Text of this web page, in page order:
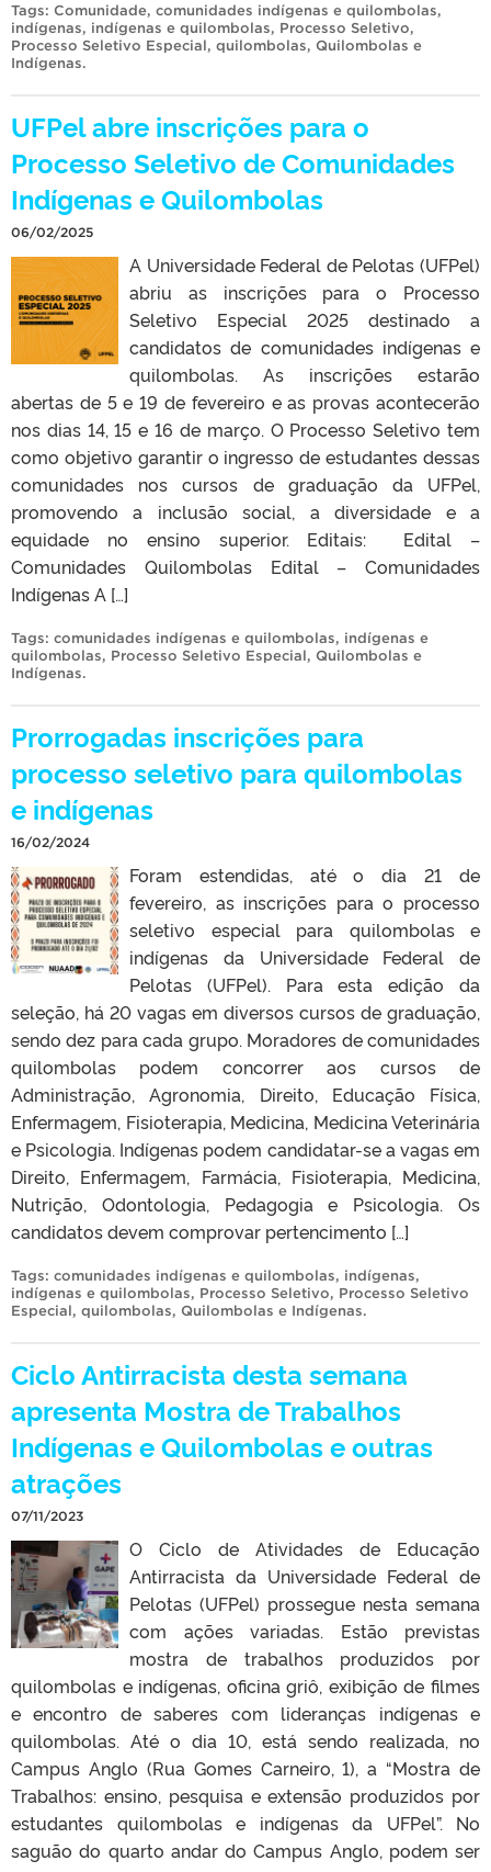
Tags: Comunidade, comunidades indígenas e quilombolas,
indígenas, indígenas e quilombolas, Processo Seletivo,
Processo Seletivo Especial, quilombolas, Quilombolas e
Indígenas.
UFPel abre inscrições para o
Processo Seletivo de Comunidades
Indígenas e Quilombolas
06/02/2025
A Universidade Federal de Pelotas (UFPel)
abriu as inscrições para o Processo
Seletivo Especial 2025 destinado a
candidatos de comunidades indígenas e
quilombolas. As inscrições estarão
abertas de 5 e 19 de fevereiro e as provas acontecerão
nos dias 14, 15 e 16 de março. O Processo Seletivo tem
como objetivo garantir o ingresso de estudantes dessas
comunidades nos cursos de graduação da UFPel,
promovendo a inclusão social, a diversidade e a
equidade no ensino superior. Editais: Edital –
Comunidades Quilombolas Edital – Comunidades
Indígenas A […]
Tags: comunidades indígenas e quilombolas, indígenas e
quilombolas, Processo Seletivo Especial, Quilombolas e
Indígenas.
Prorrogadas inscrições para
processo seletivo para quilombolas
e indígenas
16/02/2024
Foram estendidas, até o dia 21 de
fevereiro, as inscrições para o processo
seletivo especial para quilombolas e
indígenas da Universidade Federal de
Pelotas (UFPel). Para esta edição da
seleção, há 20 vagas em diversos cursos de graduação,
sendo dez para cada grupo. Moradores de comunidades
quilombolas podem concorrer aos cursos de
Administração, Agronomia, Direito, Educação Física,
Enfermagem, Fisioterapia, Medicina, Medicina Veterinária
e Psicologia. Indígenas podem candidatar-se a vagas em
Direito, Enfermagem, Farmácia, Fisioterapia, Medicina,
Nutrição, Odontologia, Pedagogia e Psicologia. Os
candidatos devem comprovar pertencimento […]
Tags: comunidades indígenas e quilombolas, indígenas,
indígenas e quilombolas, Processo Seletivo, Processo Seletivo
Especial, quilombolas, Quilombolas e Indígenas.
Ciclo Antirracista desta semana
apresenta Mostra de Trabalhos
Indígenas e Quilombolas e outras
atrações
07/11/2023
O Ciclo de Atividades de Educação
Antirracista da Universidade Federal de
Pelotas (UFPel) prossegue nesta semana
com ações variadas. Estão previstas
mostra de trabalhos produzidos por
quilombolas e indígenas, oficina griô, exibição de filmes
e encontro de saberes com lideranças indígenas e
quilombolas. Até o dia 10, está sendo realizada, no
Campus Anglo (Rua Gomes Carneiro, 1), a “Mostra de
Trabalhos: ensino, pesquisa e extensão produzidos por
estudantes quilombolas e indígenas da UFPel”. No
saguão do quarto andar do Campus Anglo, podem ser